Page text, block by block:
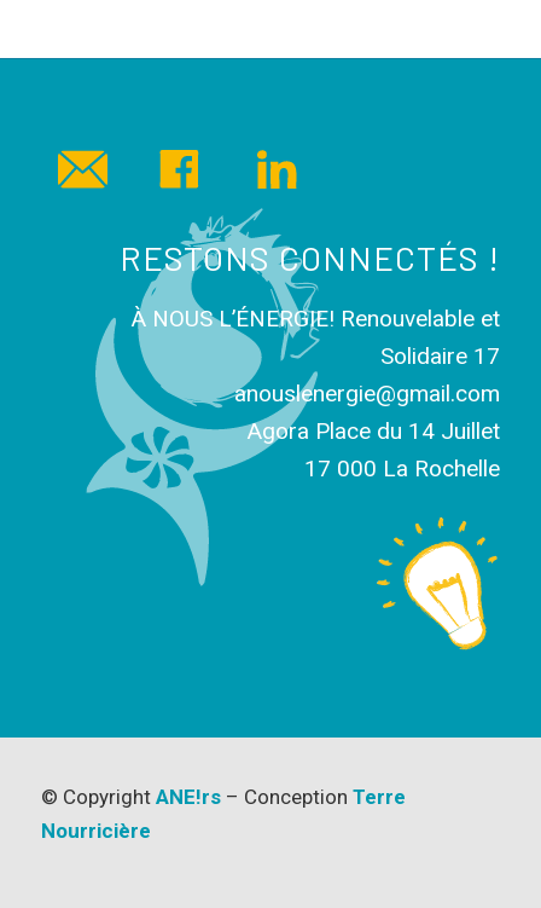
RESTONS CONNECTÉS !
À NOUS L’ÉNERGIE! Renouvelable et
Solidaire 17
anouslenergie@gmail.com
Agora Place du 14 Juillet
17 000 La Rochelle
© Copyright ANE!rs – Conception Terre
Nourricière